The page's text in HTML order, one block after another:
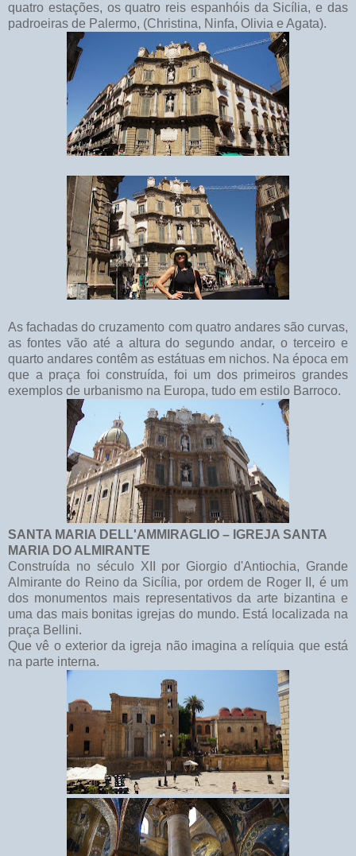
quatro estações, os quatro reis espanhóis da Sicília, e das
padroeiras de Palermo, (Christina, Ninfa, Olivia e Agata).
As fachadas do cruzamento com quatro andares são curvas,
as fontes vão até a altura do segundo andar, o terceiro e
quarto andares contêm as estátuas em nichos. Na época em
que a praça foi construída, foi um dos primeiros grandes
exemplos de urbanismo na Europa, tudo em estilo Barroco.
SANTA MARIA DELL'AMMIRAGLIO – IGREJA SANTA
MARIA DO ALMIRANTE
Construída no século XII por Giorgio d'Antiochia, Grande
Almirante do Reino da Sicília, por ordem de Roger II, é um
dos monumentos mais representativos da arte bizantina e
uma das mais bonitas igrejas do mundo. Está localizada na
praça Bellini.
Que vê o exterior da igreja não imagina a relíquia que está
na parte interna.